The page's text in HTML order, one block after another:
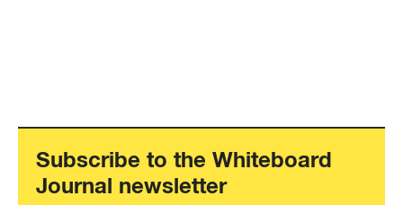
Subscribe to the Whiteboard
Journal newsletter